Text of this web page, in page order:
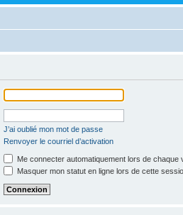
J’ai oublié mon mot de passe
Renvoyer le courriel d’activation
Me connecter automatiquement lors de chaque
Masquer mon statut en ligne lors de cette